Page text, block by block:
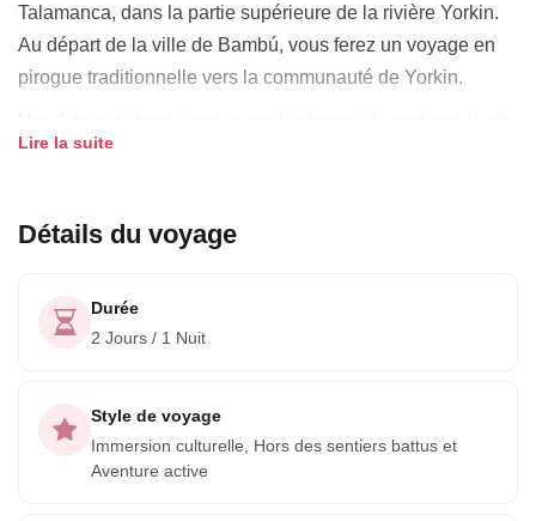
Talamanca, dans la partie supérieure de la rivière Yorkin.
Au départ de la ville de Bambú, vous ferez un voyage en
pirogue traditionnelle vers la communauté de Yorkin.
quotidienne, de randonner sur des sentiers interprétatifs
une compréhension approfondie du peuple Bribri et de leur
Après une journée d'exploration et d'apprentissage, vous
locale. Le lendemain, vous partirez en pirogue avec une
nouvelle compréhension du peuple Bribri et de leur mode
Lire la suite
Détails du voyage
Durée
2 Jours / 1 Nuit
Style de voyage
Immersion culturelle, Hors des sentiers battus et
Aventure active